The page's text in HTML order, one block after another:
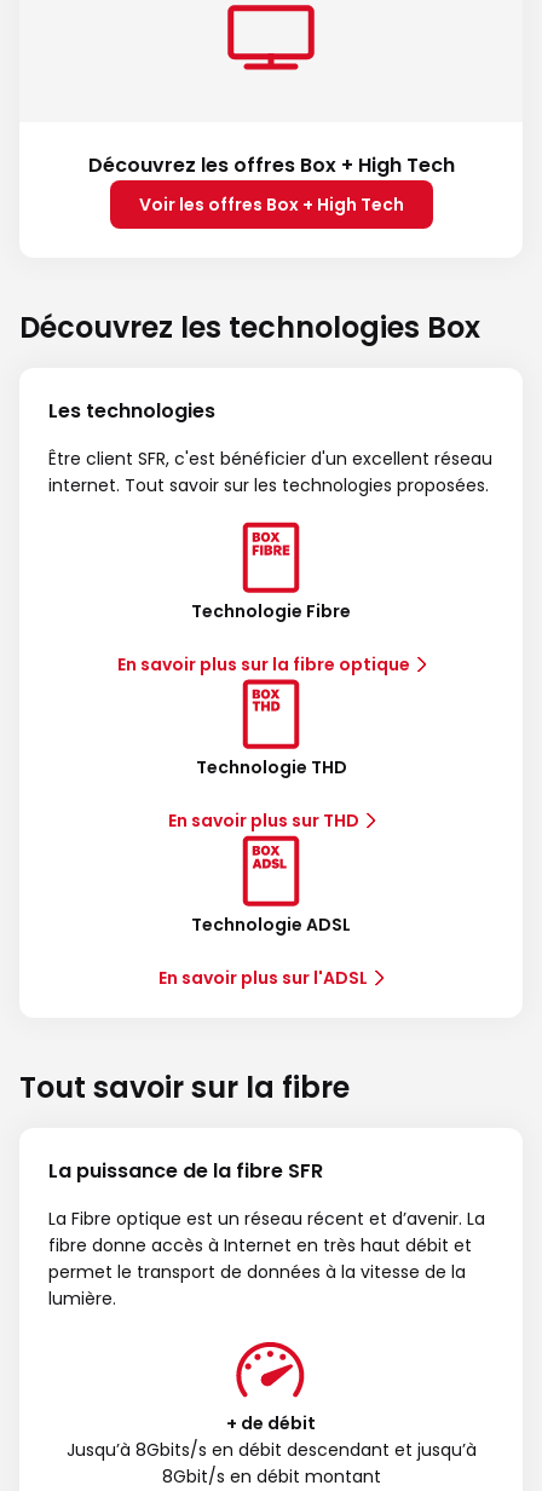
Découvrez les offres Box + High Tech
Voir les offres Box + High Tech
Découvrez les technologies Box
Les technologies
Être client SFR, c'est bénéficier d'un excellent réseau
internet. Tout savoir sur les technologies proposées.
Technologie Fibre
En savoir plus sur la fibre optique
Technologie THD
En savoir plus sur THD
Technologie ADSL
En savoir plus sur l'ADSL
Tout savoir sur la fibre
La puissance de la fibre SFR
La Fibre optique est un réseau récent et d’avenir. La
fibre donne accès à Internet en très haut débit et
permet le transport de données à la vitesse de la
lumière.
+ de débit
Jusqu’à 8Gbits/s en débit descendant et jusqu’à
8Gbit/s en débit montant